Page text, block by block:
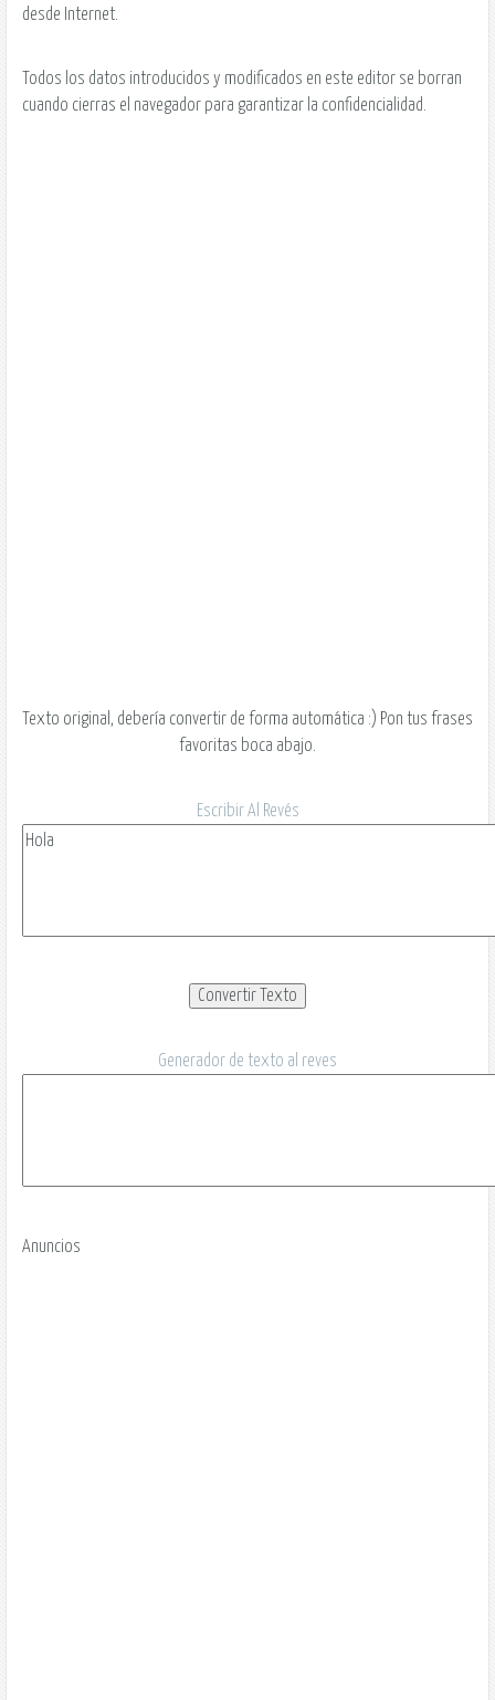
desde Internet.
Todos los datos introducidos y modificados en este editor se borran
cuando cierras el navegador para garantizar la confidencialidad.
Texto original, debería convertir de forma automática :) Pon tus frases
favoritas boca abajo.
Escribir Al Revés
Generador de texto al reves
Anuncios